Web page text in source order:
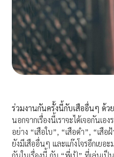
ร่วมงานกันครั้งนี้กับเสืออื่นๆ ด้ว
นอกจากเรื่องนี้เราจะได้เจอกันเอ
อย่าง “เสือใบ”, “เสือดำ”, “เสื
ยังมีเสืออื่นๆ และแก๊งโจรอีกเยอ